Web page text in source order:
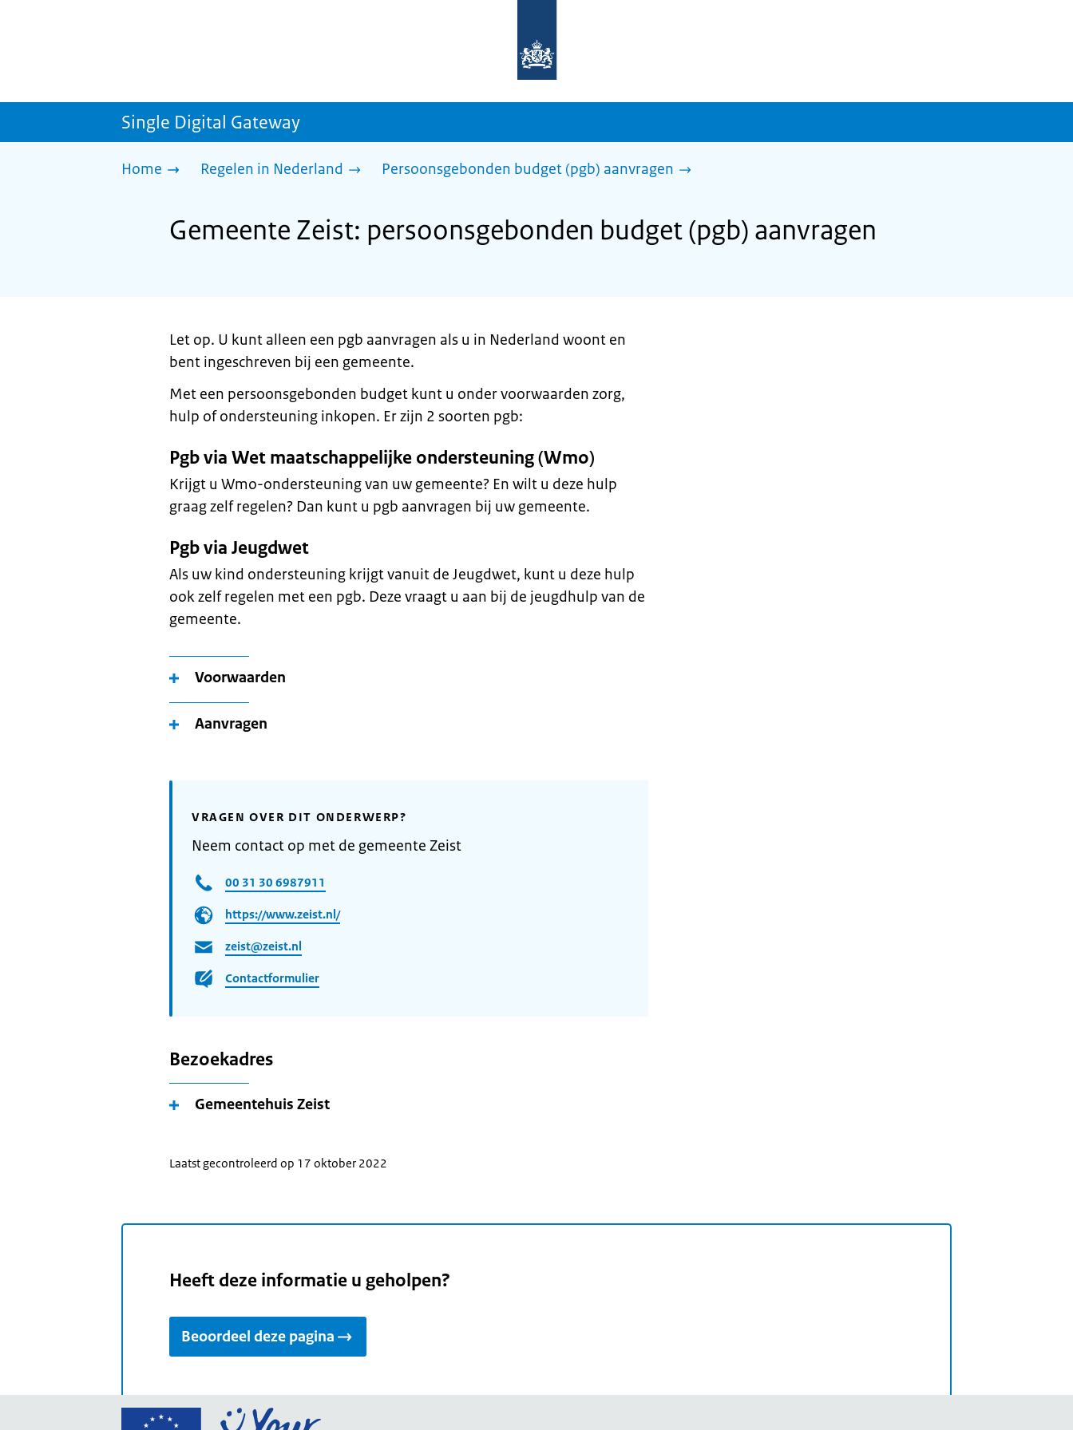
homepage
sdg.rijksoverheid.nl
Single Digital Gateway
Home Regelen in Nederland Persoonsgebonden budget (pgb) aanvragen
Gemeente Zeist: persoonsgebonden budget (pgb) aanvragen
Let op. U kunt alleen een pgb aanvragen als u in Nederland woont en
bent ingeschreven bij een gemeente.
Met een persoonsgebonden budget kunt u onder voorwaarden zorg,
hulp of ondersteuning inkopen. Er zijn 2 soorten pgb:
Pgb via Wet maatschappelijke ondersteuning (Wmo)
Krijgt u Wmo-ondersteuning van uw gemeente? En wilt u deze hulp
graag zelf regelen? Dan kunt u pgb aanvragen bij uw gemeente.
Pgb via Jeugdwet
Als uw kind ondersteuning krijgt vanuit de Jeugdwet, kunt u deze hulp
ook zelf regelen met een pgb. Deze vraagt u aan bij de jeugdhulp van de
gemeente.
Voorwaarden
Aanvragen
VRAGEN OVER DIT ONDERWERP?
Neem contact op met de gemeente Zeist
00 31 30 6987911
https://www.zeist.nl/
zeist@zeist.nl
Contactformulier
Bezoekadres
Gemeentehuis Zeist
Laatst gecontroleerd op 17 oktober 2022
Heeft deze informatie u geholpen?
Beoordeel deze pagina
Ga